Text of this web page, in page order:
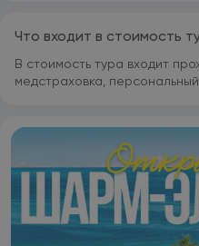
Что входит в стоимость
В стоимость тура входит
медстраховка,